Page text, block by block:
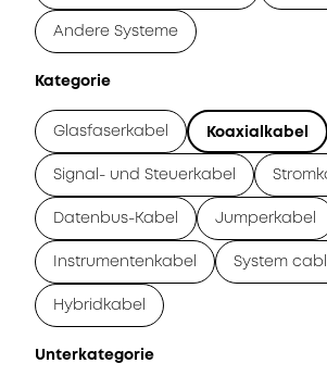
Andere Systeme
Kategorie
Glasfaserkabel Koaxialkabel
Signal- und Steuerkabel
Datenbus-Kabel Jumperkabel
Instrumentenkabel System
Hybridkabel
Unterkategorie